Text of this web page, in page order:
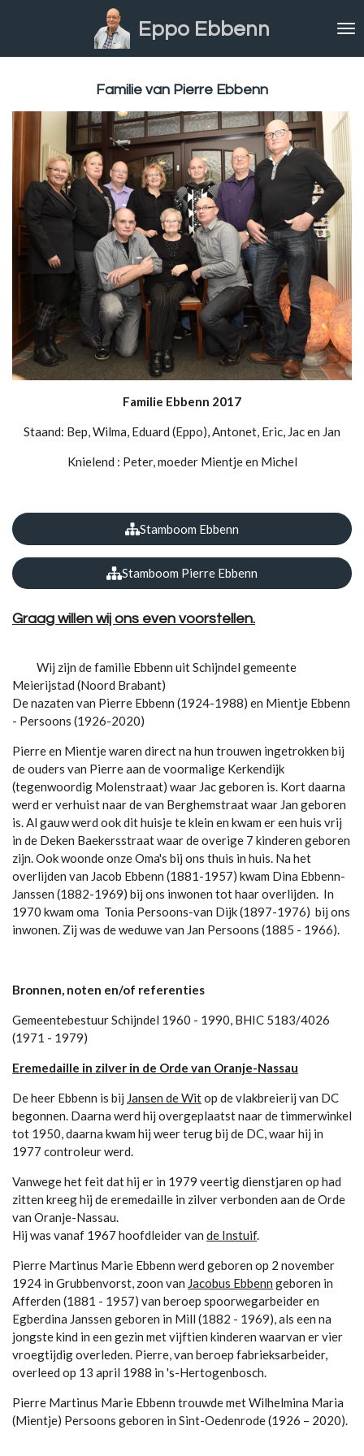
Eppo Ebbenn
Familie van Pierre Ebbenn
Familie Ebbenn 2017
Staand: Bep, Wilma, Eduard (Eppo), Antonet, Eric, Jac en Jan
Knielend : Peter, moeder Mientje en Michel
Stamboom Ebbenn
Stamboom Pierre Ebbenn
Graag willen wij ons even voorstellen.
Wij zijn de familie Ebbenn uit Schijndel gemeente
Meierijstad (Noord Brabant)
De nazaten van Pierre Ebbenn (1924-1988) en Mientje Ebbenn
- Persoons (1926-2020)
Pierre en Mientje waren direct na hun trouwen ingetrokken bij
de ouders van Pierre aan de voormalige Kerkendijk
(tegenwoordig Molenstraat) waar Jac geboren is. Kort daarna
werd er verhuist naar de van Berghemstraat waar Jan geboren
is. Al gauw werd ook dit huisje te klein en kwam er een huis vrij
in de Deken Baekersstraat waar de overige 7 kinderen geboren
zijn. Ook woonde onze Oma's bij ons thuis in huis. Na het
overlijden van Jacob Ebbenn (1881-1957) kwam Dina Ebbenn-
Janssen (1882-1969) bij ons inwonen tot haar overlijden. In
1970 kwam oma Tonia Persoons-van Dijk (1897-1976) bij ons
inwonen. Zij was de weduwe van Jan Persoons (1885 - 1966).
Bronnen, noten en/of referenties
Gemeentebestuur Schijndel 1960 - 1990, BHIC 5183/4026
(1971 - 1979)
Eremedaille in zilver in de Orde van Oranje-Nassau
De heer Ebbenn is bij Jansen de Witop de vlakbreierij van DC
begonnen. Daarna werd hij overgeplaatst naar de timmerwinkel
tot 1950, daarna kwam hij weer terug bij de DC, waar hij in
1977 controleur werd.
Vanwege het feit dat hij er in 1979 veertig dienstjaren op had
zitten kreeg hij de eremedaille in zilver verbonden aan de Orde
van Oranje-Nassau.
Hij was vanaf 1967 hoofdleider van de Instuif.
Pierre Martinus Marie Ebbenn werd geboren op 2 november
1924 in Grubbenvorst, zoon van Jacobus Ebbenn geboren in
Afferden (1881 - 1957) van beroep spoorwegarbeider en
Egberdina Janssen geboren in Mill (1882 - 1969), als een na
jongste kind in een gezin met vijftien kinderen waarvan er vier
vroegtijdig overleden. Pierre, van beroep fabrieksarbeider,
overleed op 13 april 1988 in 's-Hertogenbosch.
Pierre Martinus Marie Ebbenn trouwde met Wilhelmina Maria
(Mientje) Persoons geboren in Sint-Oedenrode (1926 – 2020).